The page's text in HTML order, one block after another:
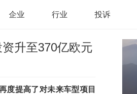
企业 行业 投诉
升至370亿欧元
度提高了对未来车型项目